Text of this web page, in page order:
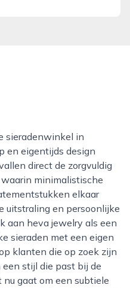
en eigentijds design
direct de zorgvuldig
minimalistische
elkaar
uitstraling en persoonlijke
aan heva jewelry als een
sieraden met een eigen
klanten die op zoek zijn
stijl die past bij de
gaat om een subtiele